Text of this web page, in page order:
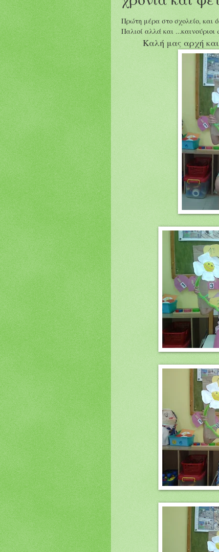
Πρώτη μέρα στο σχολείο, και
Παλιοί αλλά και ...καινούριοι
Καλή μας αρχή